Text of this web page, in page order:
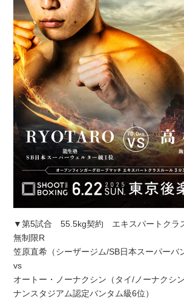
▼第5試合 55.5kg契約 エキスパートクラ
無制限R
笠原直希（シーザージム/SB日本スーパーバ
vs
オートー・ノーナクシン（タイ/ノーナクシ
ナンスタジアム認定バンタム級6位）